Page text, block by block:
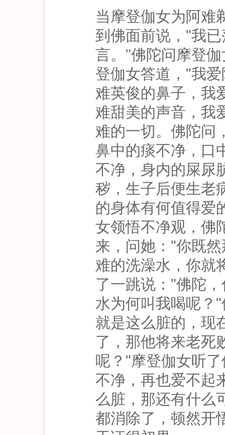
当摩登伽女为阿难
到佛面前说，"我
言。"佛陀问摩登
登伽女答道，"我
难英俊的鼻子，我
难甜美的声音，我
难的一切。佛陀问
鼻中的痰不净，口
不净，身内的屎尿
秽，生子后便生老
的身体有何值得爱
女领悟不净观，佛
来，问她："你既
难的洗澡水，你就
了一跳说："佛陀
水为何叫我喝呢？
就是这么脏的，现
了，那他将来老死
呢？"摩登伽女听
不净，再也爱不起
么脏，那还有什么
都消除了，顿然开